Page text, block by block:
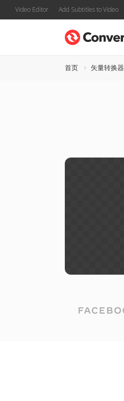
Video Editor Add Subtitles to Video
首页 矢量转换器